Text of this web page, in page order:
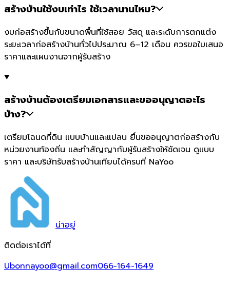
สร้างบ้านใช้งบเท่าไร ใช้เวลานานไหม?
งบก่อสร้างขึ้นกับขนาดพื้นที่ใช้สอย วัสดุ และระดับการตกแต่ง
ระยะเวลาก่อสร้างบ้านทั่วไปประมาณ 6–12 เดือน ควรขอใบเสนอ
ราคาและแผนงานจากผู้รับสร้าง
สร้างบ้านต้องเตรียมเอกสารและขออนุญาตอะไร
บ้าง?
เตรียมโฉนดที่ดิน แบบบ้านและแปลน ยื่นขออนุญาตก่อสร้างกับ
หน่วยงานท้องถิ่น และทำสัญญากับผู้รับสร้างให้ชัดเจน ดูแบบ
ราคา และบริษัทรับสร้างบ้านเทียบได้ครบที่ NaYoo
น่าอยู่
ติดต่อเราได้ที่
Ubonnayoo@gmail.com066-164-1649